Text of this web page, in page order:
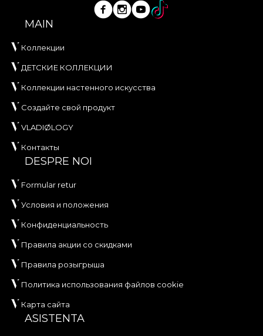
MAIN
Коллекции
ДЕТСКИЕ КОЛЛЕКЦИИ
Коллекции настенного искусства
Создайте свой продукт
VLADIØLOGY
Контакты
DESPRE NOI
Formular retur
Условия и положения
Конфиденциальность
Правила акции со скидками
Правила розыгрыша
Политика использования файлов cookie
Карта сайта
ASISTENTA